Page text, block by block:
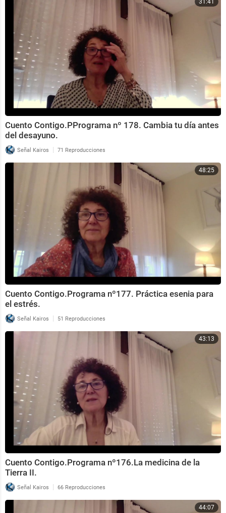
31:41
Cuento Contigo.PPrograma nº 178. Cambia tu día antes
del desayuno.
Señal Kairos | 71 Reproducciones
48:25
Cuento Contigo.Programa nº177. Práctica esenia para
el estrés.
Señal Kairos | 51 Reproducciones
43:13
Cuento Contigo.Programa nº176.La medicina de la
Tierra II.
Señal Kairos | 66 Reproducciones
44:07